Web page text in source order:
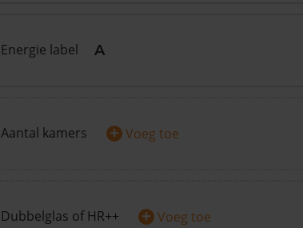
Energie label A
Aantal kamers + Voeg toe
Dubbelglas of HR++ + Voeg toe